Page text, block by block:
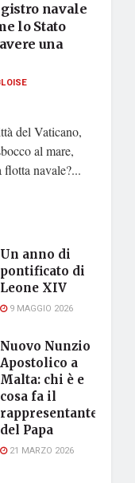
navale
lo Stato
una
del Vaticano,
al mare,
flotta navale?...
Un anno di
pontificato di
Leone XIV
9 MAGGIO 2026
Nuovo Nunzio
Apostolico a
Malta: chi è e
cosa fa il
rappresentante
del Papa
21 MARZO 2026